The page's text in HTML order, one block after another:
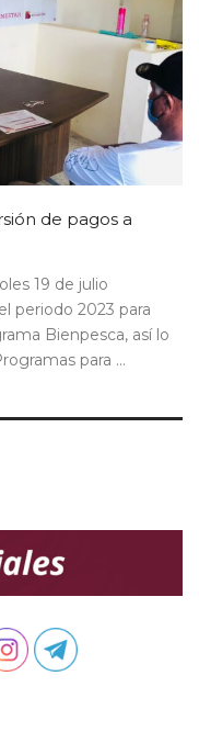
de pagos a
19 de julio
periodo 2023 para
Bienpesca, así lo
para ...